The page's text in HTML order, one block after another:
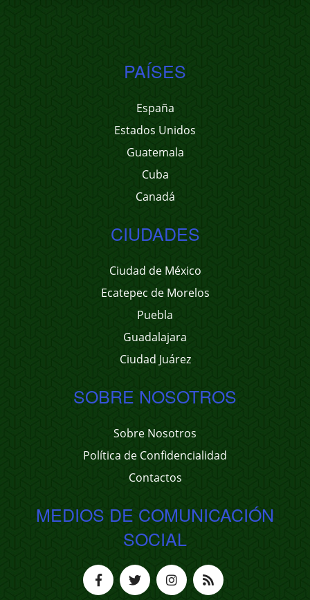
PAÍSES
España
Estados Unidos
Guatemala
Cuba
Canadá
CIUDADES
Ciudad de México
Ecatepec de Morelos
Puebla
Guadalajara
Ciudad Juárez
SOBRE NOSOTROS
Sobre Nosotros
Política de Confidencialidad
Contactos
MEDIOS DE COMUNICACIÓN
SOCIAL